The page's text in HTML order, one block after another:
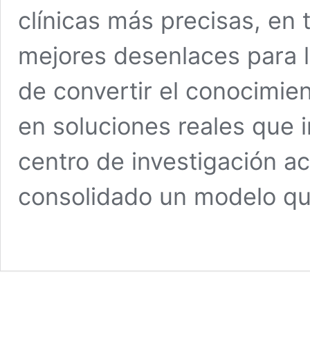
clínicas más precisas, en
mejores desenlaces para
de convertir el
en soluciones reales que
centro de investigación
consolidado un modelo